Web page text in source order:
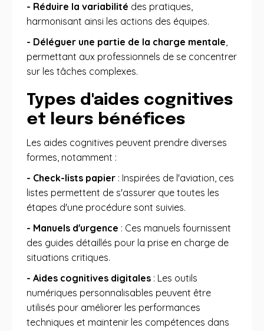
- Réduire la variabilité des pratiques,
harmonisant ainsi les actions des équipes.
- Déléguer une partie de la charge mentale,
permettant aux professionnels de se concentrer
sur les tâches complexes.
Types d'aides cognitives
et leurs bénéfices
Les aides cognitives peuvent prendre diverses
formes, notamment :
- Check-lists papier : Inspirées de l'aviation, ces
listes permettent de s'assurer que toutes les
étapes d'une procédure sont suivies.
- Manuels d'urgence : Ces manuels fournissent
des guides détaillés pour la prise en charge de
situations critiques.
- Aides cognitives digitales : Les outils
numériques personnalisables peuvent être
utilisés pour améliorer les performances
techniques et maintenir les compétences dans